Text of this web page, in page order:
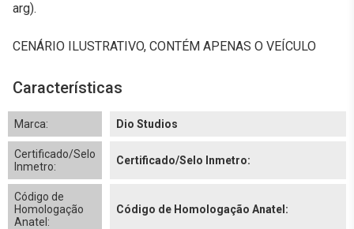
arg).
CENÁRIO ILUSTRATIVO, CONTÉM APENAS O VEÍCULO
Características
Marca: Dio Studios
Certificado/Selo
Inmetro:
Certificado/Selo Inmetro:
Código de
Homologação
Anatel:
Código de Homologação Anatel: